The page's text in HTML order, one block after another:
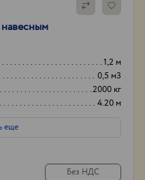
1,2 м
0,5 м3
2000 кг
4.20 м
еще
Без НДС